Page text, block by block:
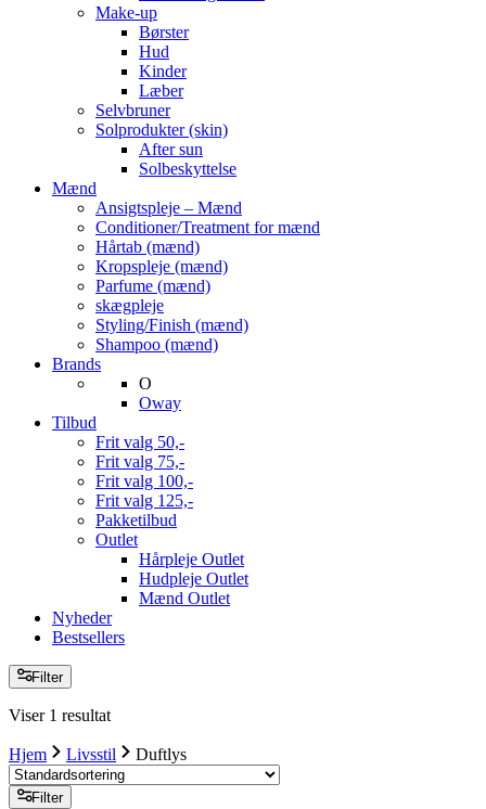
Make-up
Børster
Hud
Kinder
Læber
Selvbruner
Solprodukter (skin)
After sun
Solbeskyttelse
Mænd
Ansigtspleje – Mænd
Conditioner/Treatment for mænd
Hårtab (mænd)
Kropspleje (mænd)
Parfume (mænd)
skægpleje
Styling/Finish (mænd)
Shampoo (mænd)
Brands
O
Oway
Tilbud
Frit valg 50,-
Frit valg 75,-
Frit valg 100,-
Frit valg 125,-
Pakketilbud
Outlet
Hårpleje Outlet
Hudpleje Outlet
Mænd Outlet
Nyheder
Bestsellers
Filter
Viser 1 resultat
Hjem Livsstil Duftlys
Filter